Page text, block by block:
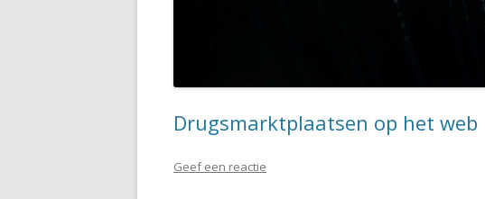
Drugsmarktplaatsen op het web
Geef een reactie